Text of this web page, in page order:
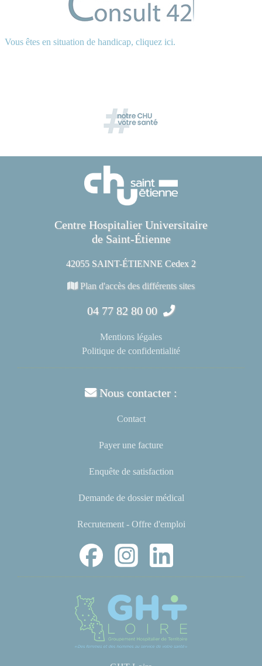
Vous êtes en situation de handicap, cliquez ici.
Centre Hospitalier Universitaire
de Saint-Étienne
42055 SAINT-ÉTIENNE Cedex 2
Plan d'accès des différents sites
04 77 82 80 00
Mentions légales
Politique de confidentialité
Nous contacter :
Contact
Payer une facture
Enquête de satisfaction
Demande de dossier médical
Recrutement - Offre d'emploi